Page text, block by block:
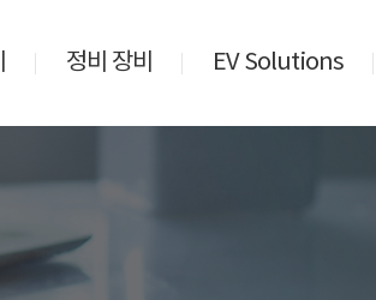
정비 장비 EV Solutions